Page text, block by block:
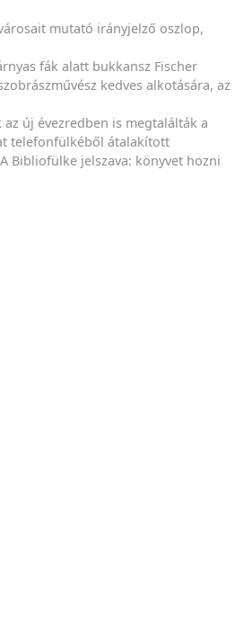
mutató irányjelző oszlop,
fák alatt bukkansz Fischer
kedves alkotására, az
új évezredben is megtalálták a
telefonfülkéből átalakított
Bibliofülke jelszava: könyvet hozni